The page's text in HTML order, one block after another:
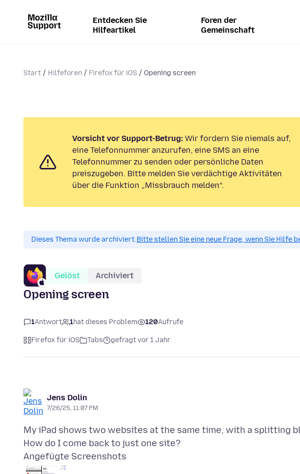
Entdecken Sie
Hilfeartikel
Foren der
Gemeinschaft
Start Hilfeforen Firefox für iOS Opening screen
Vorsicht vor Support-Betrug: Wir fordern Sie niemals auf,
eine Telefonnummer anzurufen, eine SMS an eine
Telefonnummer zu senden oder persönliche Daten
preiszugeben. Bitte melden Sie verdächtige Aktivitäten
über die Funktion „Missbrauch melden“.
Dieses Thema wurde archiviert.Bitte stellen Sie eine neue Frage, wenn Sie Hilfe
Gelöst Archiviert
Opening screen
1Antwort 1hat dieses Problem 120Aufrufe
Firefox für iOS Tabs gefragt vor 1 Jahr
Jens Dolin
7/26/25, 11:07 PM
My iPad shows two websites at the same time, with a splitting
Angefügte Screenshots